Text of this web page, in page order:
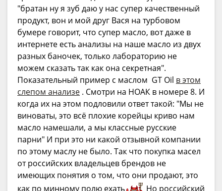
"братан ну я зуб даю у нас супер качественный
продукт, вон и мой друг Вася на турбовом
бумере говорит, что супер масло, вот даже в
интернете есть анализы на наше масло из двух
разных баночек, только лабораторию не
можем сказать так как она секретная".
Показательный пример с маслом GT Oil в этом
слепом анализе . Смотри на НОАК в номере 8. И
когда их на этом подловили ответ такой: "Мы не
виноваты, это всё плохие корейцы криво нам
масло намешали, а мы классные русские
парни" И при это ни какой отзывной компании
по этому маслу не было. Так что покупка масел
от российских владельцев брендов не
имеющих понятия о том, что они продают, это
как по минному полю ехать
Но российский